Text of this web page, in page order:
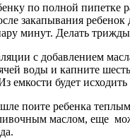
по полной пипетке
закапывания ребенок
минут. Делать
с добавлением
воды и капните
емкости будет
поите ребенка
маслом, еще